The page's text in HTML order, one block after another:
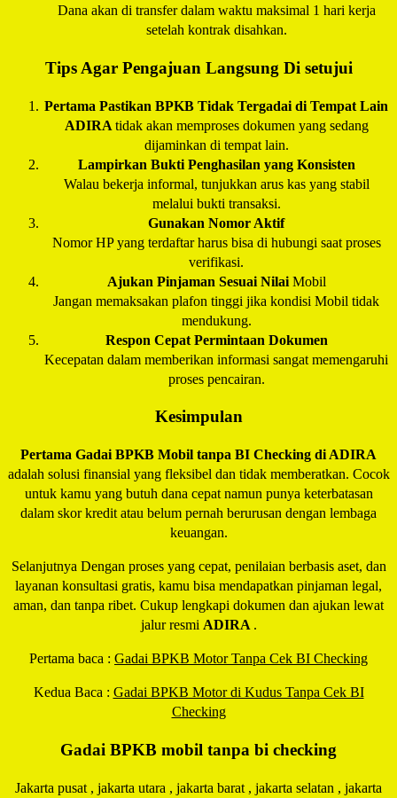
Dana akan di transfer dalam waktu maksimal 1 hari kerja
setelah kontrak disahkan.
Tips Agar Pengajuan Langsung Di setujui
Pertama Pastikan BPKB Tidak Tergadai di Tempat Lain
ADIRA tidak akan memproses dokumen yang sedang
dijaminkan di tempat lain.
Lampirkan Bukti Penghasilan yang Konsisten
Walau bekerja informal, tunjukkan arus kas yang stabil
melalui bukti transaksi.
Gunakan Nomor Aktif
Nomor HP yang terdaftar harus bisa di hubungi saat proses
verifikasi.
Ajukan Pinjaman Sesuai Nilai Mobil
Jangan memaksakan plafon tinggi jika kondisi Mobil tidak
mendukung.
Respon Cepat Permintaan Dokumen
Kecepatan dalam memberikan informasi sangat memengaruhi
proses pencairan.
Kesimpulan
Pertama Gadai BPKB Mobil tanpa BI Checking di ADIRA
adalah solusi finansial yang fleksibel dan tidak memberatkan. Cocok
untuk kamu yang butuh dana cepat namun punya keterbatasan
dalam skor kredit atau belum pernah berurusan dengan lembaga
keuangan.
Selanjutnya Dengan proses yang cepat, penilaian berbasis aset, dan
layanan konsultasi gratis, kamu bisa mendapatkan pinjaman legal,
aman, dan tanpa ribet. Cukup lengkapi dokumen dan ajukan lewat
jalur resmi ADIRA .
Pertama baca : Gadai BPKB Motor Tanpa Cek BI Checking
Kedua Baca : Gadai BPKB Motor di Kudus Tanpa Cek BI
Checking
Gadai BPKB mobil tanpa bi checking
Jakarta pusat , jakarta utara , jakarta barat , jakarta selatan , jakarta